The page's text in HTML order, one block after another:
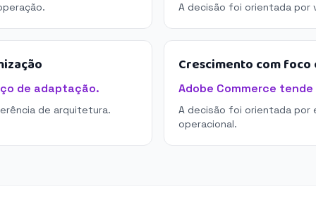
A decisão foi orientada por
de adaptação.
de arquitetura.
Crescimento com
Adobe Commerce
A decisão foi orientada
operacional.